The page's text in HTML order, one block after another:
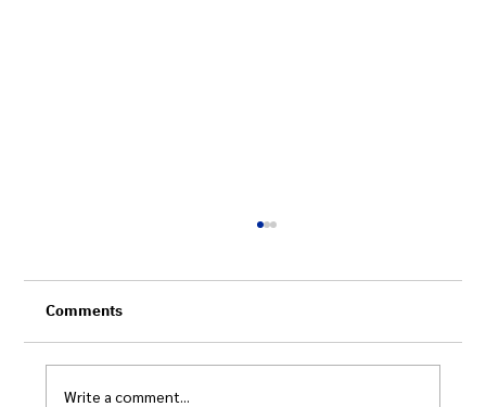
Comments
Write a comment...